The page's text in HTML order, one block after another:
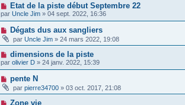
Etat de la piste début Septembre 22
par Uncle Jim » 04 sept. 2022, 16:36
Dégats dus aux sangliers
par Uncle Jim » 24 mars 2022, 19:08
dimensions de la piste
par olivier D » 24 janv. 2022, 15:39
pente N
par pierre34700 » 03 oct. 2017, 21:08
Zone vie